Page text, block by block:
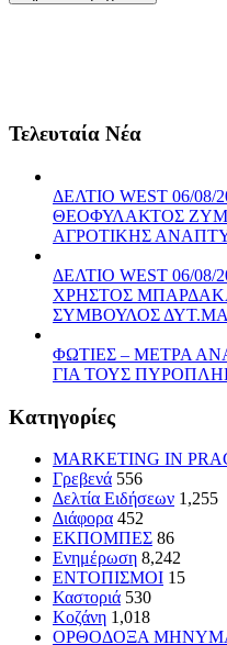
Τελευταία Νέα
ΔΕΛΤΙΟ WEST 06/
ΘΕΟΦΥΛΑΚΤΟΣ
ΑΓΡΟΤΙΚΗΣ
ΔΕΛΤΙΟ WEST 06/
ΧΡΗΣΤΟΣ
ΣΥΜΒΟΥΛΟΣ
ΦΩΤΙΕΣ – ΜΕΤΡΑ
ΓΙΑ ΤΟΥΣ
Kατηγορίες
MARKETING IN
Γρεβενά 556
Δελτία Ειδήσεων 1,255
Διάφορα 452
ΕΚΠΟΜΠΕΣ 86
Ενημέρωση 8,242
ΕΝΤΟΠΙΣΜΟΙ 15
Καστοριά 530
Κοζάνη 1,018
ΟΡΘΟΔΟΞΑ